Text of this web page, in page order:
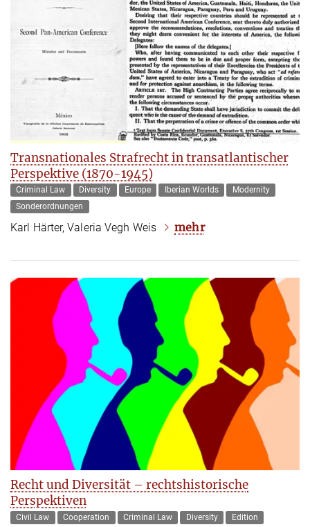
Transnationales Strafrecht in transatlantischer
Perspektive (1870-1945)
Criminal Law Diversity Europe Iberian Worlds
Modernity
Sonderordnungen
Karl Härter, Valeria Vegh Weis mehr
Recht und Diversität – rechtshistorische
Perspektiven
Civil Law Cooperation Criminal Law Diversity
Edition